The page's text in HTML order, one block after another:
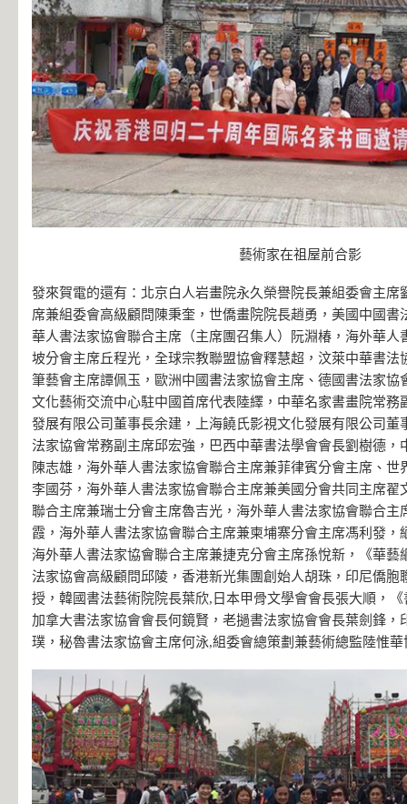
藝術家在祖屋前合影
發來賀電的還有：北京白人岩畫院永久榮譽院長兼組委會主席
席兼組委會高級顧問陳秉奎，世僑畫院院長趙勇，美國中國書
華人書法家協會聯合主席（主席團召集人）阮淵椿，海外華人
坡分會主席丘程光，全球宗教聯盟協會釋慧超，汶萊中華書法
筆藝會主席譚佩玉，歐洲中國書法家協會主席、德國書法家協
文化藝術交流中心駐中國首席代表陸繹，中華名家書畫院常務
發展有限公司董事長余建，上海饒氏影視文化發展有限公司董
法家協會常務副主席邱宏強，巴西中華書法學會會長劉樹德，
陳志雄，海外華人書法家協會聯合主席兼菲律賓分會主席、世
李國芬，海外華人書法家協會聯合主席兼美國分會共同主席翟
聯合主席兼瑞士分會主席魯吉光，海外華人書法家協會聯合主
霞，海外華人書法家協會聯合主席兼柬埔寨分會主席馮利發，
海外華人書法家協會聯合主席兼捷克分會主席孫悅新，《華藝
法家協會高級顧問邱陵，香港新光集團創始人胡珠，印尼僑胞
授，韓國書法藝術院院長葉欣,日本甲骨文學會會長張大順，
加拿大書法家協會會長何鏡賢，老撾書法家協會會長葉劍鋒，
璞，秘魯書法家協會主席何泳,組委會總策劃兼藝術總監陸惟華